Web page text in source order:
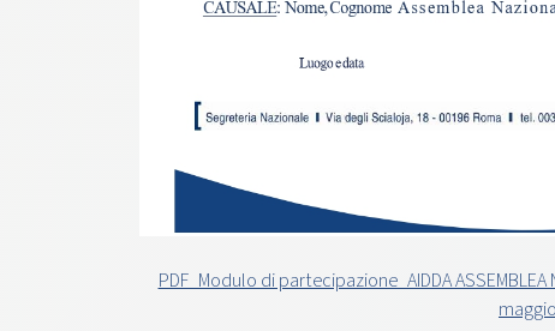
PDF_Modulo di partecipazione_AIDDA ASSEMBLEA